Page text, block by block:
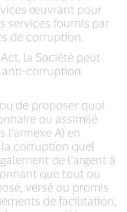
œuvrant pour
services fournis par
de corruption.
la Société peut
anti-corruption
de proposer quoi
ou assimilé
A) en
corruption quel
de l’argent à
que tout ou
versé ou promis
de facilitation,